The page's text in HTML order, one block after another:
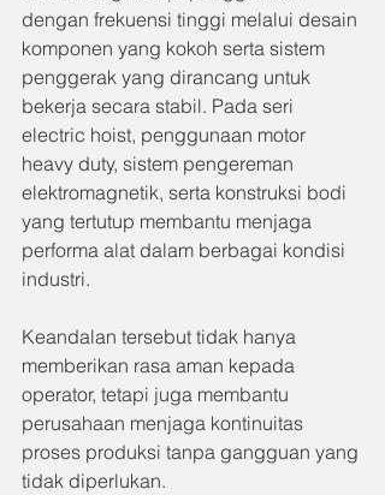
dengan frekuensi tinggi melalui desain
komponen yang kokoh serta sistem
penggerak yang dirancang untuk
bekerja secara stabil. Pada seri
electric hoist, penggunaan motor
heavy duty, sistem pengereman
elektromagnetik, serta konstruksi bodi
yang tertutup membantu menjaga
performa alat dalam berbagai kondisi
industri.
Keandalan tersebut tidak hanya
memberikan rasa aman kepada
operator, tetapi juga membantu
perusahaan menjaga kontinuitas
proses produksi tanpa gangguan yang
tidak diperlukan.